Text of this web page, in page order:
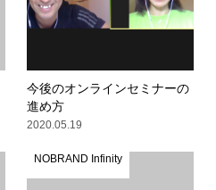
今後のオンラインセミナーの
進め方
2020.05.19
NOBRAND Infinity